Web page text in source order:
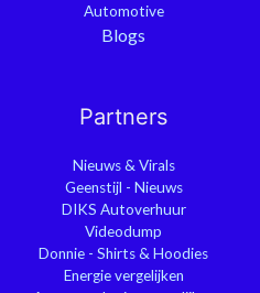
Automotive
Blogs
Partners
Nieuws & Virals
Geenstijl - Nieuws
DIKS Autoverhuur
Videodump
Donnie - Shirts & Hoodies
Energie vergelijken